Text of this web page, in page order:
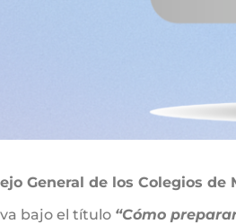
General de los Colegios de
bajo el título “Cómo